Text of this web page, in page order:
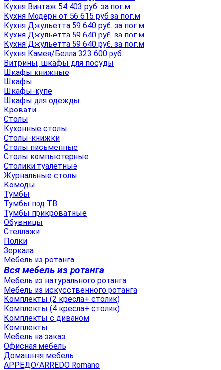
Кухня Винтаж 54 403 руб. за пог.м
Кухня Модерн от 56 615 руб за пог.м
Кухня Джульетта 59 640 руб. за пог.м
Кухня Джульетта 59 640 руб. за пог.м
Кухня Джульетта 59 640 руб. за пог.м
Кухня Камея/Белла 323 600 руб.
Витрины, шкафы для посуды
Шкафы книжные
Шкафы
Шкафы-купе
Шкафы для одежды
Кровати
Столы
Кухонные столы
Столы-книжки
Столы письменные
Столы компьютерные
Столики туалетные
Журнальные столы
Комоды
Тумбы
Тумбы под ТВ
Тумбы прикроватные
Обувницы
Стеллажи
Полки
Зеркала
Мебель из ротанга
Вся мебель из ротанга
Мебель из натурального ротанга
Мебель из искусственного ротанга
Комплекты (2 кресла+ столик)
Комплекты (4 кресла+ столик)
Комплекты с диваном
Комплекты
Мебель на заказ
Офисная мебель
Домашняя мебель
АРРЕДО/ARREDO Romano